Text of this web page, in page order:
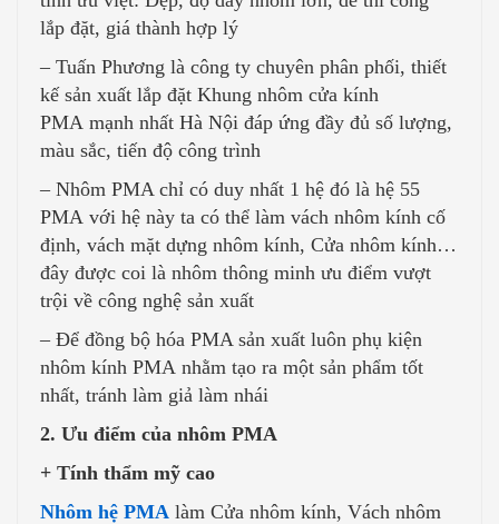
lắp đặt, giá thành hợp lý
– Tuấn Phương là công ty chuyên phân phối, thiết
kế sản xuất lắp đặt Khung nhôm cửa kính
PMA mạnh nhất Hà Nội đáp ứng đầy đủ số lượng,
màu sắc, tiến độ công trình
– Nhôm PMA chỉ có duy nhất 1 hệ đó là hệ 55
PMA với hệ này ta có thể làm vách nhôm kính cố
định, vách mặt dựng nhôm kính, Cửa nhôm kính…
đây được coi là nhôm thông minh ưu điểm vượt
trội về công nghệ sản xuất
– Để đồng bộ hóa PMA sản xuất luôn phụ kiện
nhôm kính PMA nhằm tạo ra một sản phẩm tốt
nhất, tránh làm giả làm nhái
2. Ưu điểm của nhôm PMA
+ Tính thẩm mỹ cao
Nhôm hệ PMA làm Cửa nhôm kính, Vách nhôm